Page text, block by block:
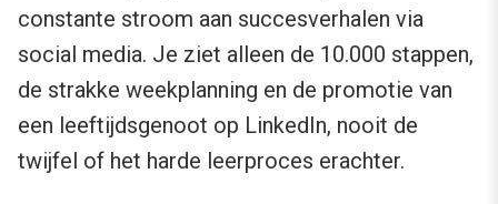
constante stroom aan succesverhalen via
social media. Je ziet alleen de 10.000 stappen,
de strakke weekplanning en de promotie van
een leeftijdsgenoot op LinkedIn, nooit de
twijfel of het harde leerproces erachter.